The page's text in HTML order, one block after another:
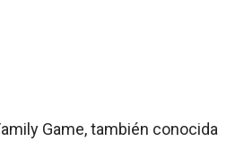
Game, también conocida